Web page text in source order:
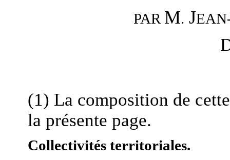
PAR M. J
(1) La composition de
la présente page.
Collectivités territoriales.